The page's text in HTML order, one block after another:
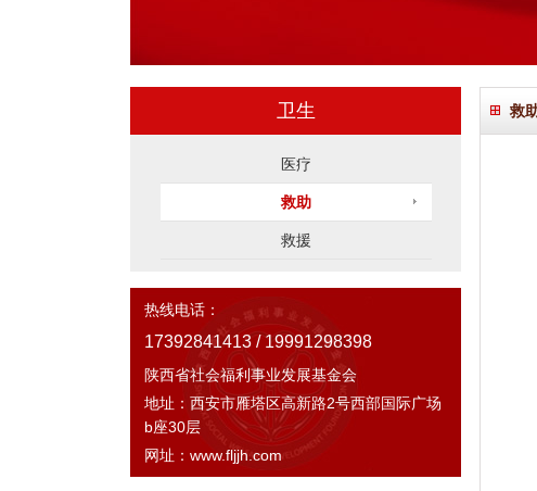
卫生
医疗
救助
救援
热线电话：
17392841413 / 19991298398
陕西省社会福利事业发展基金会
地址：西安市雁塔区高新路2号西部国际广场
b座30层
网址：www.fljjh.com
救